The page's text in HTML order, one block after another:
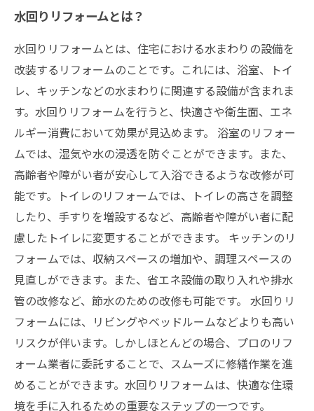
水回りリフォームとは？
水回りリフォームとは、住宅における水まわりの設備を
改装するリフォームのことです。これには、浴室、トイ
レ、キッチンなどの水まわりに関連する設備が含まれま
す。水回りリフォームを行うと、快適さや衛生面、エネ
ルギー消費において効果が見込めます。 浴室のリフォー
ムでは、湿気や水の浸透を防ぐことができます。また、
高齢者や障がい者が安心して入浴できるような改修が可
能です。トイレのリフォームでは、トイレの高さを調整
したり、手すりを増設するなど、高齢者や障がい者に配
慮したトイレに変更することができます。 キッチンのリ
フォームでは、収納スペースの増加や、調理スペースの
見直しができます。また、省エネ設備の取り入れや排水
管の改修など、節水のための改修も可能です。 水回りリ
フォームには、リビングやベッドルームなどよりも高い
リスクが伴います。しかしほとんどの場合、プロのリフ
ォーム業者に委託することで、スムーズに修繕作業を進
めることができます。水回りリフォームは、快適な住環
境を手に入れるための重要なステップの一つです。